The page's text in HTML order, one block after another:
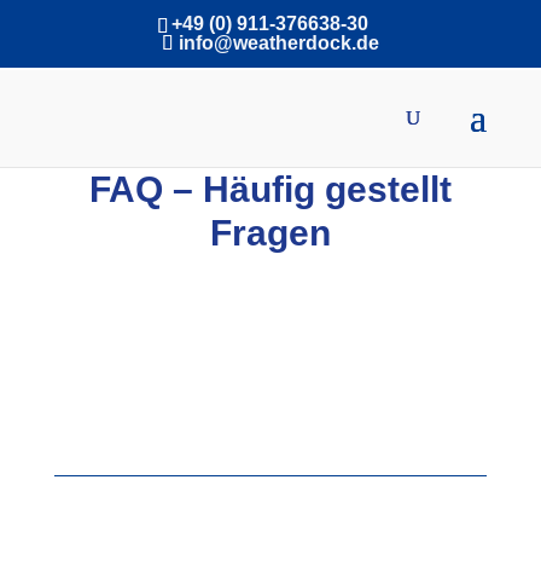
+49 (0) 911-376638-30
info@weatherdock.de
English|
FAQ – Häufig gestellt
Fragen